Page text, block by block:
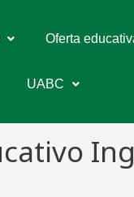
Oferta
UABC